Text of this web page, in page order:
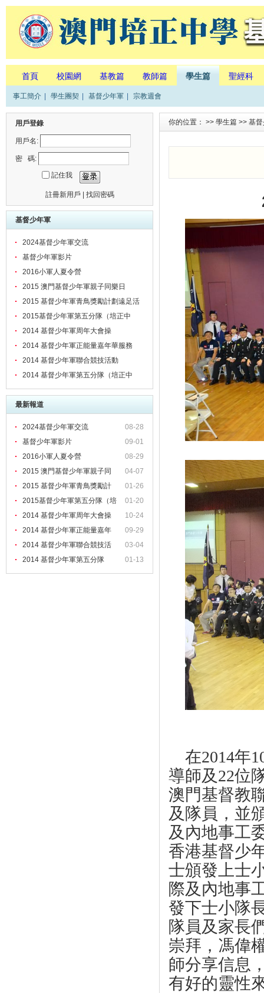
首頁 校園網 基教篇 教師篇 學生篇 聖經科
事工簡介 學生團契 基督少年軍 宗教週會
用戶登錄
用戶名:
密 碼:
記住我
註冊新用戶 找回密碼
基督少年軍
2024基督少年軍交流
基督少年軍影片
2016小軍人夏令營
2015 澳門基督少年軍親子同樂日
2015 基督少年軍青鳥獎勵計劃遠足活
動日
2015基督少年軍第五分隊（培正中
學）八周年紀念檢閱禮、頒章暨立願禮
2014 基督少年軍周年大會操
2014 基督少年軍正能量嘉年華服務
2014 基督少年軍聯合競技活動
2014 基督少年軍第五分隊（培正中
學）七周年紀念大會操、立願禮暨感恩
崇拜
最新報道
08-28
2024基督少年軍交流
09-01
基督少年軍影片
08-29
2016小軍人夏令營
04-07
2015 澳門基督少年軍親子同
01-26
2015 基督少年軍青鳥獎勵計
01-20
2015基督少年軍第五分隊（培
正
10-24
2014 基督少年軍周年大會操
09-29
2014 基督少年軍正能量嘉年
03-04
2014 基督少年軍聯合競技活
01-13
2014 基督少年軍第五分隊
（培
你的位置： >> 學生篇 >> 基
在2014年
導師及22位
澳門基督教
及隊員， 並
及內地事工
香港基督少
士頒發上士
際及內地事
發下士小隊
隊員及家長
崇拜，馮偉
師分享信息
有好的靈性